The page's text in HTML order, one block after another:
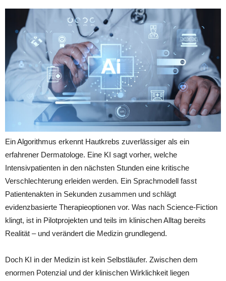
Ein Algorithmus erkennt Hautkrebs zuverlässiger als ein
erfahrener Dermatologe. Eine KI sagt vorher, welche
Intensivpatienten in den nächsten Stunden eine kritische
Verschlechterung erleiden werden. Ein Sprachmodell fasst
Patientenakten in Sekunden zusammen und schlägt
evidenzbasierte Therapieoptionen vor. Was nach Science-Fiction
klingt, ist in Pilotprojekten und teils im klinischen Alltag bereits
Realität – und verändert die Medizin grundlegend.
Doch KI in der Medizin ist kein Selbstläufer. Zwischen dem
enormen Potenzial und der klinischen Wirklichkeit liegen